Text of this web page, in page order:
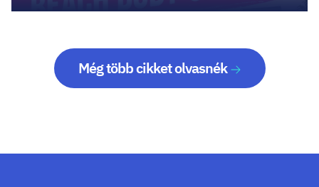
Még több cikket olvasnék